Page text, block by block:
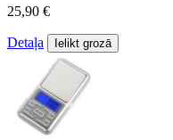
25,90 €
Detaļa Ielikt grozā